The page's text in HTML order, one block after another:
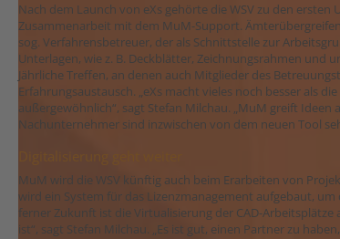
Nach dem Launch von eXs gehörte die WSV zu den
Zusammenarbeit mit dem MuM-Support.
sog. Verfahrensbetreuer, der als Schnittstelle zur
Unterlagen, wie z. B. Deckblätter, Zeichnungsrahmen
Jährliche Treffen, an denen auch Mitglieder des
Erfahrungsaustausch. „eXs macht vieles noch besser als
außergewöhnlich“, sagt Stefan Milchau. „MuM greift
Nachunternehmer sind inzwischen von dem neuen Tool
MuM wird die WSV künftig auch beim Erarbeiten von
wird ein System für das Lizenzmanagement aufgebaut,
ferner Zukunft ist die Virtualisierung der CAD-
ist“, sagt Stefan Milchau. „Es ist gut, einen Partner zu